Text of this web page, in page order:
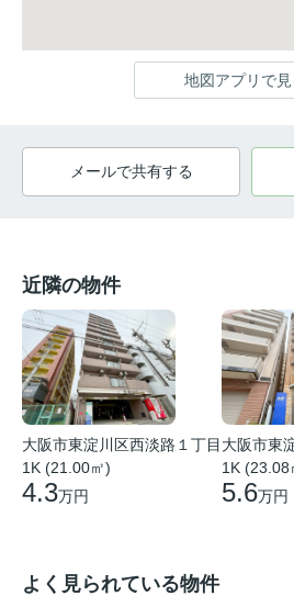
地図アプリで見
メールで共有する
近隣の物件
大阪市東淀川区西淡路１丁目
1K (21.00㎡)
4.3万円
大阪市東
1K (23.08
5.6万円
よく見られている物件